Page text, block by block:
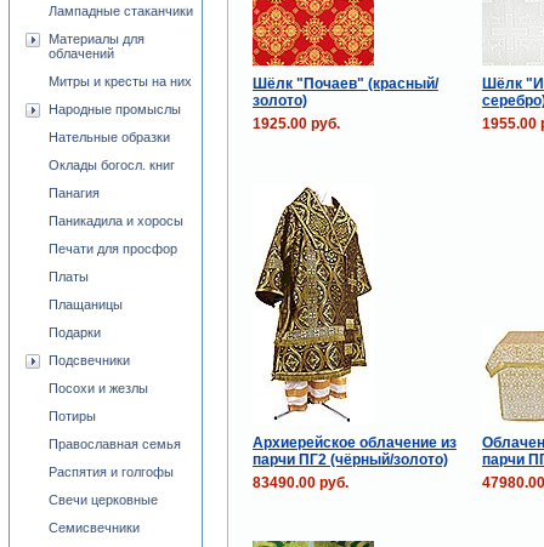
Шёлк "Почаев" (красный/
золото)
Шёлк
1925.00 руб.
1955.00
Архиерейское облачение из
парчи ПГ2 (чёрный/золото)
парчи
83490.00 руб.
Лампадные стаканчики
Материалы для
облачений
Митры и кресты на них
Народные промыслы
Нательные образки
Оклады богосл. книг
Панагия
Паникадила и хоросы
Печати для просфор
Платы
Плащаницы
Подарки
Подсвечники
Посохи и жезлы
Потиры
Православная семья
Распятия и голгофы
Свечи церковные
Семисвечники